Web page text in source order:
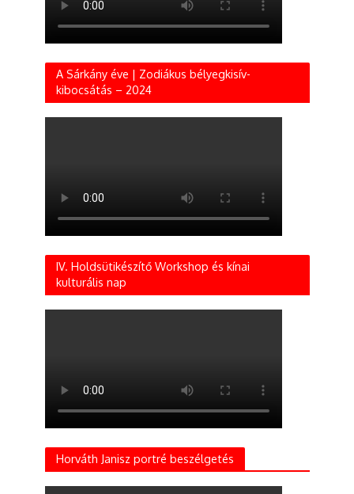
A Sárkány éve | Zodiákus bélyegkisív-
kibocsátás – 2024
IV. Holdsütikészítő Workshop és kínai
kulturális nap
Horváth Janisz portré beszélgetés